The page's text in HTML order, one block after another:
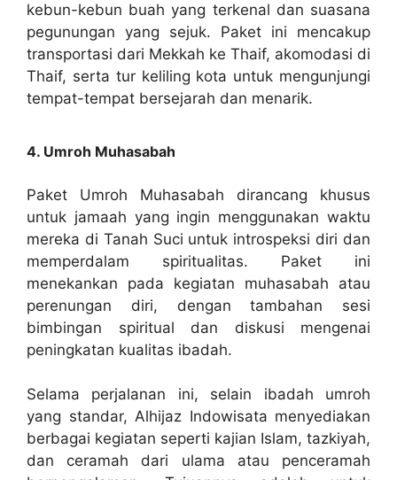
kebun-kebun buah yang terkenal dan suasana
pegunungan yang sejuk. Paket ini mencakup
transportasi dari Mekkah ke Thaif, akomodasi di
Thaif, serta tur keliling kota untuk mengunjungi
tempat-tempat bersejarah dan menarik.
4. Umroh Muhasabah
Paket Umroh Muhasabah dirancang khusus
untuk jamaah yang ingin menggunakan waktu
mereka di Tanah Suci untuk introspeksi diri dan
memperdalam spiritualitas. Paket ini
menekankan pada kegiatan muhasabah atau
perenungan diri, dengan tambahan sesi
bimbingan spiritual dan diskusi mengenai
peningkatan kualitas ibadah.
Selama perjalanan ini, selain ibadah umroh
yang standar, Alhijaz Indowisata menyediakan
berbagai kegiatan seperti kajian Islam, tazkiyah,
dan ceramah dari ulama atau penceramah